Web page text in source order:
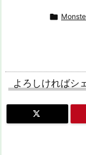

よろしければシ